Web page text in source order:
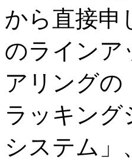
から直接申
のラインア
アリングの
ラッキング
システム」